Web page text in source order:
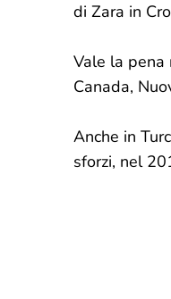
di Zara in
Vale la pena
Canada,
Anche in
sforzi, nel